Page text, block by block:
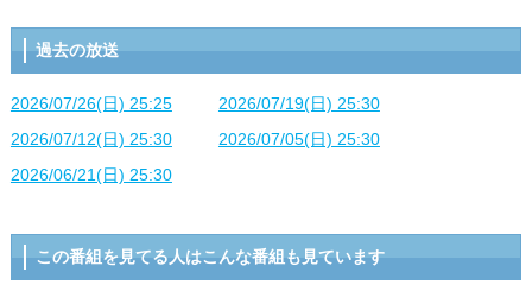
過去の放送
2026/07/26(日) 25:25
2026/07/19(日) 25:30
2026/07/12(日) 25:30
2026/07/05(日) 25:30
2026/06/21(日) 25:30
この番組を見てる人はこんな番組も見ています